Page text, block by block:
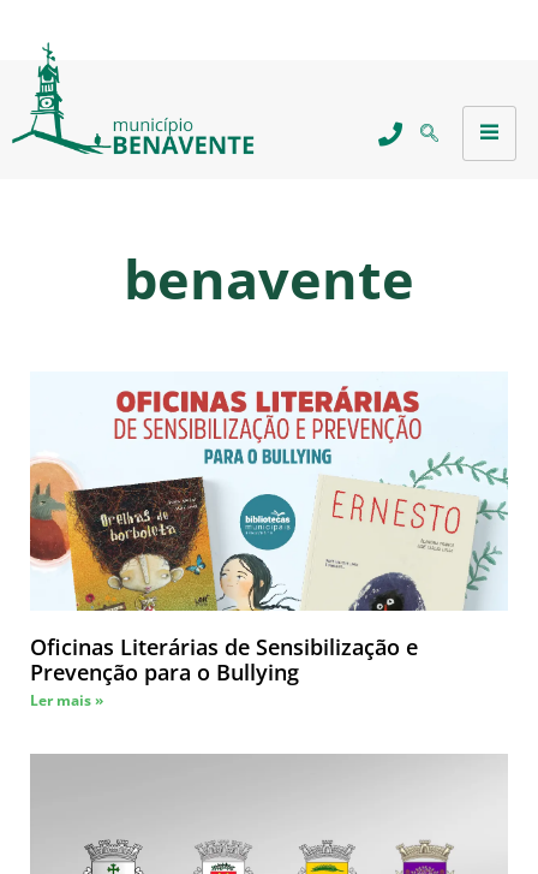
benavente
Oficinas Literárias de Sensibilização e
Prevenção para o Bullying
Ler mais »